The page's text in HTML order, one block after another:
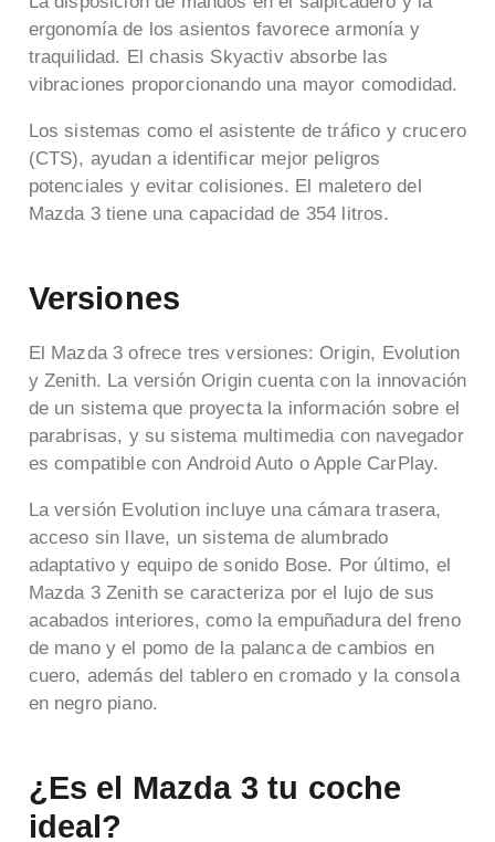
ergonomía de los asientos favorece armonía y
traquilidad. El chasis Skyactiv absorbe las
vibraciones proporcionando una mayor comodidad.
Los sistemas como el asistente de tráfico y crucero
(CTS), ayudan a identificar mejor peligros
potenciales y evitar colisiones. El maletero del
Mazda 3 tiene una capacidad de 354 litros.
Versiones
El Mazda 3 ofrece tres versiones: Origin, Evolution
y Zenith. La versión Origin cuenta con la innovación
de un sistema que proyecta la información sobre el
parabrisas, y su sistema multimedia con navegador
es compatible con Android Auto o Apple CarPlay.
La versión Evolution incluye una cámara trasera,
acceso sin llave, un sistema de alumbrado
adaptativo y equipo de sonido Bose. Por último, el
Mazda 3 Zenith se caracteriza por el lujo de sus
acabados interiores, como la empuñadura del freno
de mano y el pomo de la palanca de cambios en
cuero, además del tablero en cromado y la consola
en negro piano.
¿Es el Mazda 3 tu coche
ideal?